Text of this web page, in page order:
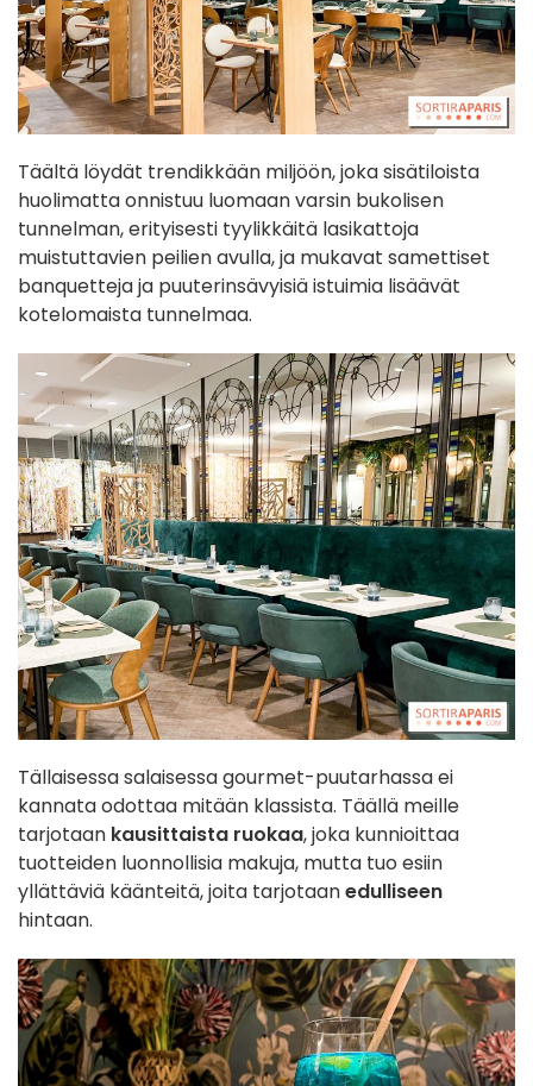
Täältä löydät trendikkään miljöön, joka sisätiloista
huolimatta onnistuu luomaan varsin bukolisen
tunnelman, erityisesti tyylikkäitä lasikattoja
muistuttavien peilien avulla, ja mukavat samettiset
banquetteja ja puuterinsävyisiä istuimia lisäävät
kotelomaista tunnelmaa.
Tällaisessa salaisessa gourmet-puutarhassa ei
kannata odottaa mitään klassista. Täällä meille
tarjotaan kausittaista ruokaa, joka kunnioittaa
tuotteiden luonnollisia makuja, mutta tuo esiin
yllättäviä käänteitä, joita tarjotaanedulliseen
hintaan.